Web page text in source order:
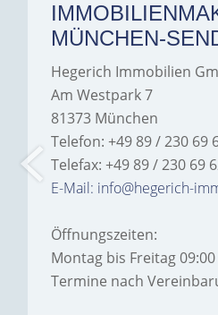
MÜNCHEN-
Hegerich Immobilien
Am Westpark 7
81373 München
Telefon: +49 89 / 230 69
Telefax: +49 89 / 230 69
E-Mail: info@hegerich-
Öffnungszeiten:
Montag bis Freitag
Termine nach